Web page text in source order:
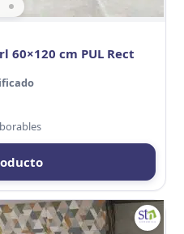
60×120 cm PUL Rect